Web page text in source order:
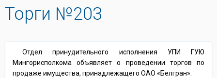
Торги №203
Отдел принудительного исполнения УПИ ГУЮ
Мингорисполкома объявляет о проведении торгов по
продаже имущества, принадлежащего ОАО «Белгран»: